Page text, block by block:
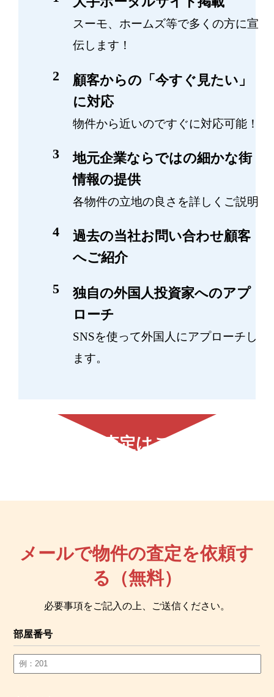
スーモ、ホームズ等で多くの方に宣
伝します！
顧客からの「今すぐ見たい」
に対応
物件から近いのですぐに対応可能！
地元企業ならではの細かな街
情報の提供
各物件の立地の良さを詳しくご説明
過去の当社お問い合わせ顧客
へご紹介
独自の外国人投資家へのアプ
ローチ
SNSを使って外国人にアプローチし
ます。
無料査定はこちら
メールで物件の査定を依頼す
る（無料）
必要事項をご記入の上、ご送信ください。
部屋番号